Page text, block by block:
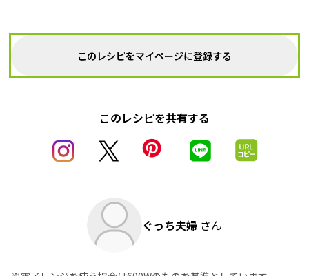
このレシピをマイページに登録する
このレシピを共有する
ぐっち夫婦 さん